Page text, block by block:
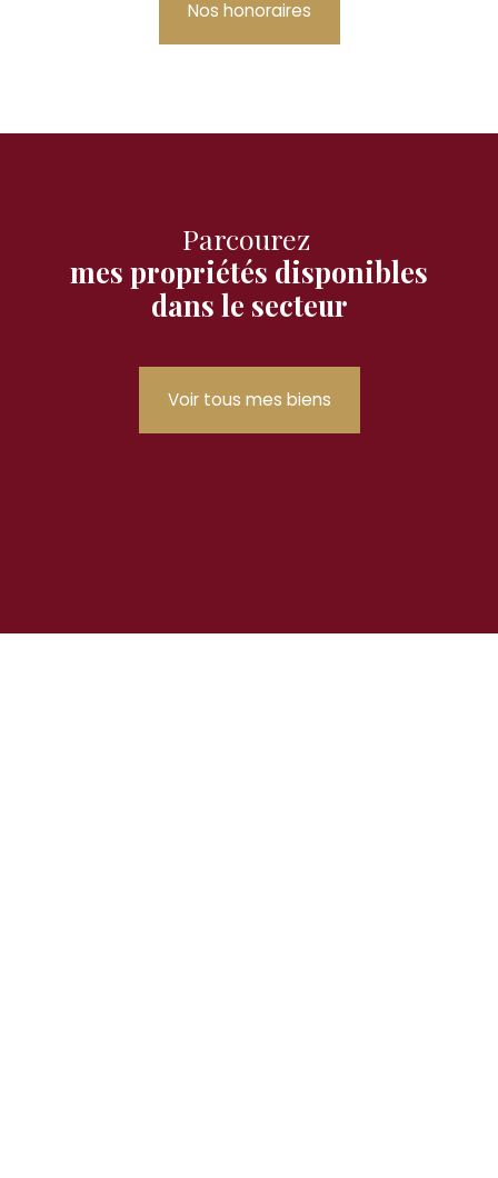
Nos honoraires
Parcourez
mes propriétés disponibles
dans le secteur
Voir tous mes biens